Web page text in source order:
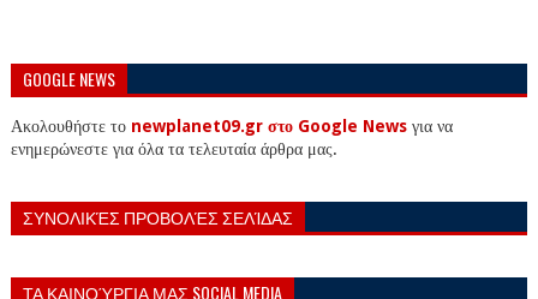
GOOGLE NEWS
Ακολουθήστε το newplanet09.gr στο Google Newsγια να
ενημερώνεστε για όλα τα τελευταία άρθρα μας.
ΣΥΝΟΛΙΚΈΣ ΠΡΟΒΟΛΈΣ ΣΕΛΊΔΑΣ
ΤΑ ΚΑΙΝΟΎΡΓΙΑ ΜΑΣ SOCIAL MEDIA